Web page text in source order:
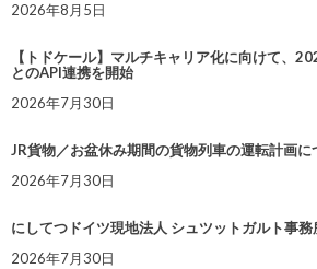
2026年8月5日
【トドケール】マルチキャリア化に向けて、
とのAPI連携を開始
2026年7月30日
JR貨物／お盆休み期間の貨物列車の運転計画に
2026年7月30日
にしてつドイツ現地法人 シュツットガルト事
2026年7月30日